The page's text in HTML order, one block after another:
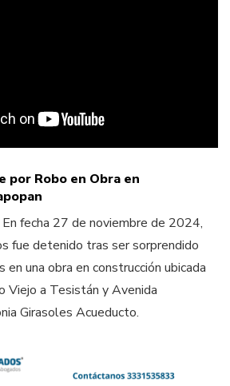
por Robo en Obra en
En fecha 27 de noviembre de 2024,
fue detenido tras ser sorprendido
en una obra en construcción ubicada
Viejo a Tesistán y Avenida
Girasoles Acueducto.